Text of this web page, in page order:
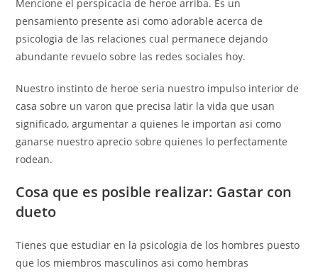
Mencione el perspicacia de heroe arriba. Es un
pensamiento presente asi­ como adorable acerca de
psicologia de las relaciones cual permanece dejando
abundante revuelo sobre las redes sociales hoy.
Nuestro instinto de heroe seri­a nuestro impulso interior de
casa sobre un varon que precisa latir la vida que usan
significado, argumentar a quienes le importan asi­ como
ganarse nuestro aprecio sobre quienes lo perfectamente
rodean.
Cosa que es posible realizar: Gastar con
dueto
Tienes que estudiar en la psicologia de los hombres puesto
que los miembros masculinos asi­ como hembras